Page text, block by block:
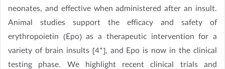
neonates, and effective when administered after an insult.
Animal studies support the efficacy and safety of
erythropoietin (Epo) as a therapeutic intervention for a
variety of brain insults [4*], and Epo is now in the clinical
testing phase. We highlight recent clinical trials and